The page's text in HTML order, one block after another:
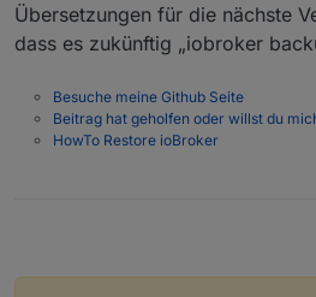
aber gar nicht, ich mache es
System selbst arbeite (was
kann da schon beachtliche
geht es dann einfach
VollBackup zu ziehen, als mit
Neuinstallation zu hantieren.
Übersetzungen für die nächste
dass es zukünftig „iobroker
Besuche meine Github Seite
Beitrag hat geholfen oder willst du
HowTo Restore ioBroker